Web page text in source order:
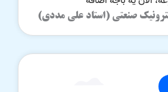
صنعتی (استاد علی مددی)